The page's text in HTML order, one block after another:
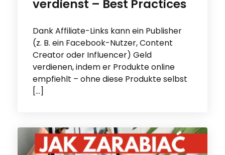
verdienst – Best Practices
Dank Affiliate-Links kann ein Publisher
(z. B. ein Facebook-Nutzer, Content
Creator oder Influencer) Geld
verdienen, indem er Produkte online
empfiehlt – ohne diese Produkte selbst
[…]